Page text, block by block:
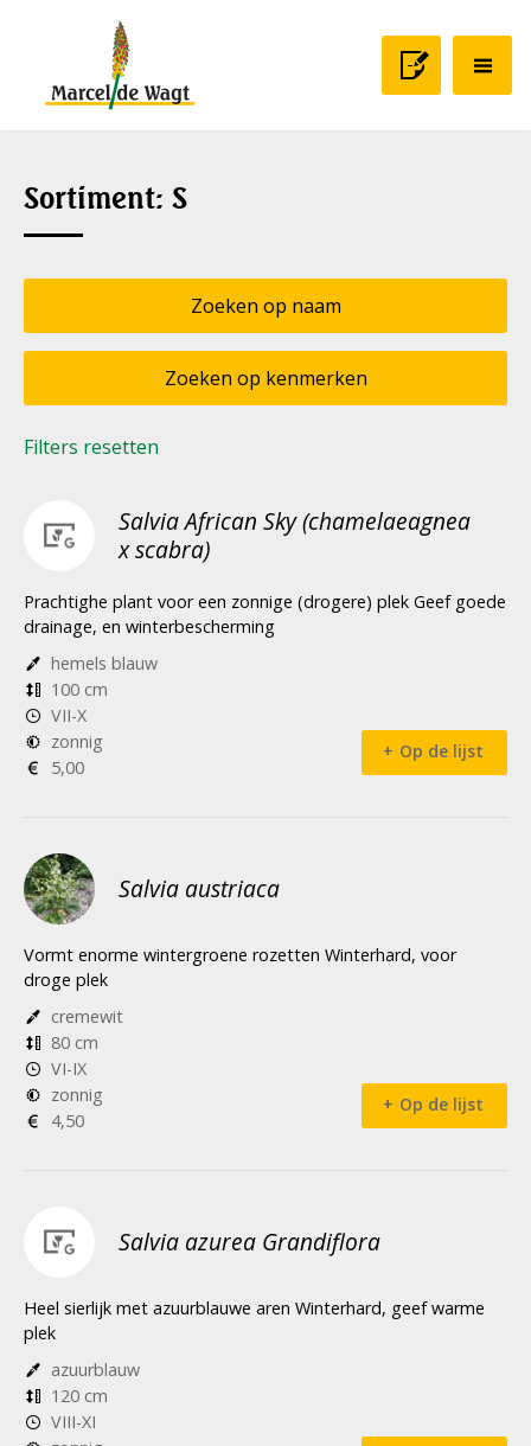
Zoeken op naam
Zoeken op kenmerken
Filters resetten
Sortiment: S
Salvia African Sky (chamelaeagnea
x scabra)
Prachtighe plant voor een zonnige (drogere) plek Geef goede
drainage, en winterbescherming
hemels blauw
100 cm
VII-X
zonnig
5,00
Op de lijst
Salvia austriaca
Vormt enorme wintergroene rozetten Winterhard, voor
droge plek
cremewit
80 cm
VI-IX
zonnig
4,50
Op de lijst
Salvia azurea Grandiflora
Heel sierlijk met azuurblauwe aren Winterhard, geef warme
plek
azuurblauw
120 cm
VIII-XI